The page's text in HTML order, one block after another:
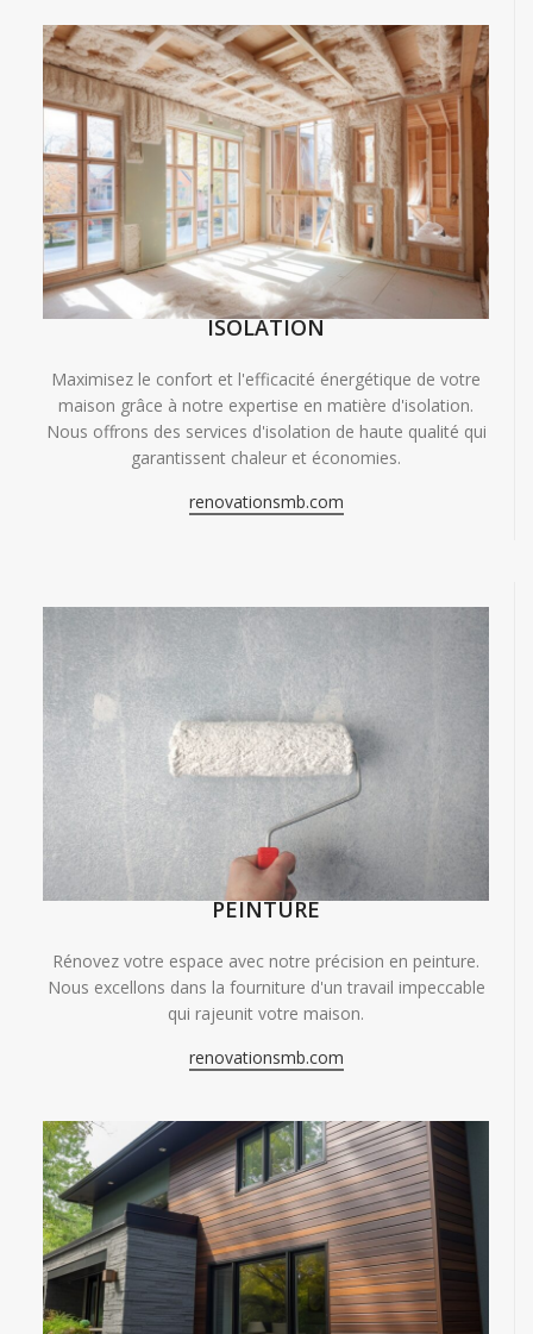
ISOLATION
Maximisez le confort et l'efficacité énergétique de votre
maison grâce à notre expertise en matière d'isolation.
Nous offrons des services d'isolation de haute qualité qui
garantissent chaleur et économies.
renovationsmb.com
PEINTURE
Rénovez votre espace avec notre précision en peinture.
Nous excellons dans la fourniture d'un travail impeccable
qui rajeunit votre maison.
renovationsmb.com